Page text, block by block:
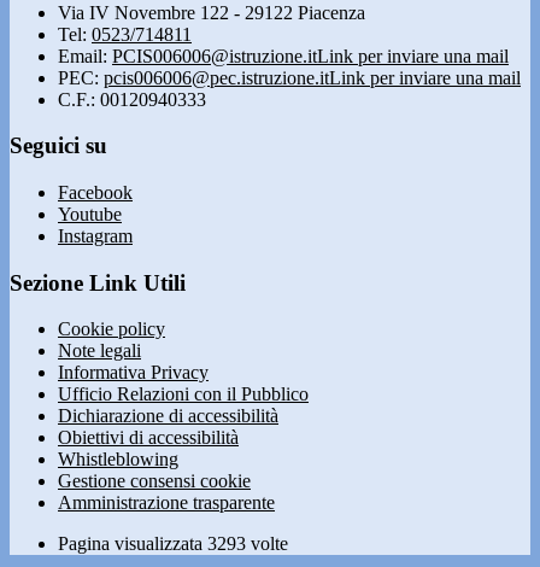
Via IV Novembre 122 - 29122 Piacenza
Tel: 0523/714811
Email: PCIS006006@istruzione.itLink per inviare una mail
PEC: pcis006006@pec.istruzione.itLink per inviare una mail
C.F.: 00120940333
Seguici su
Facebook
Youtube
Instagram
Sezione Link Utili
Cookie policy
Note legali
Informativa Privacy
Ufficio Relazioni con il Pubblico
Dichiarazione di accessibilità
Obiettivi di accessibilità
Whistleblowing
Gestione consensi cookie
Amministrazione trasparente
Pagina visualizzata 3293 volte